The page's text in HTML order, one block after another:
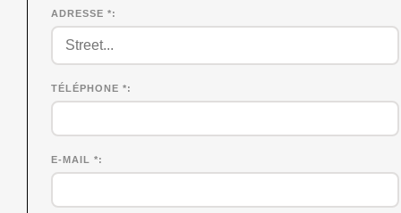
ADRESSE *
TÉLÉPHONE *
E-MAIL *